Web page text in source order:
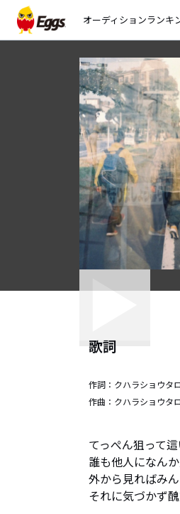
オーディションランキ
歌詞
作詞： クハラショウタ
作曲： クハラショウタ
てっぺん狙って
誰も他人になん
外から見ればみ
それに気づかず